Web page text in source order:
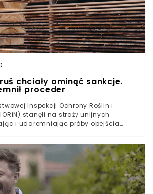
chciały ominąć sankcje.
proceder
Inspekcji Ochrony Roślin i
stanęli na straży unijnych
i udaremniając próby obejścia
iglastego został zdemaskowany, co
mające na celu egzekwowanie
przez Unię Europejską po agresji